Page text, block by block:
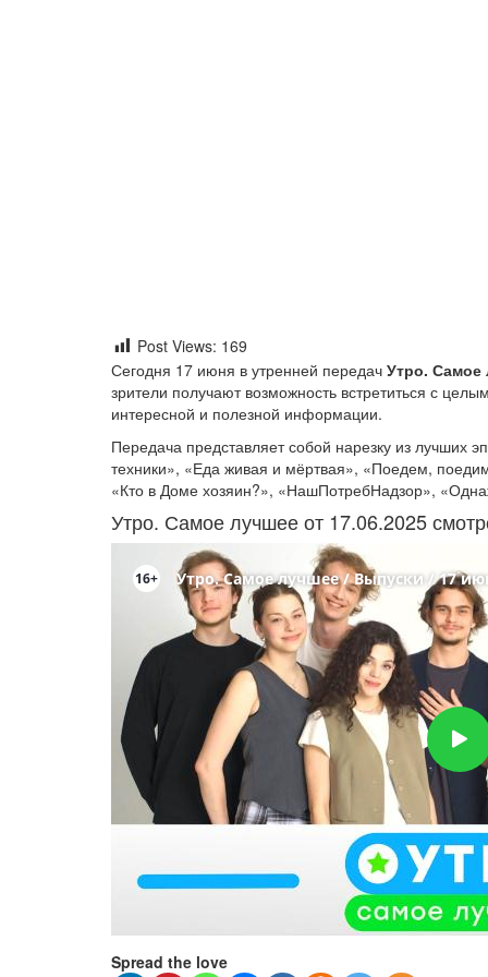
Post Views: 169
Сегодня 17 июня в утренней передач Утро. Самое
зрители получают возможность встретиться с
интересной и полезной информации.
Передача представляет собой нарезку из лучших
техники», «Еда живая и мёртвая», «Поедем,
«Кто в Доме хозяин?», «НашПотребНадзор»,
Утро. Самое лучшее от 17.06.2025
Spread the love